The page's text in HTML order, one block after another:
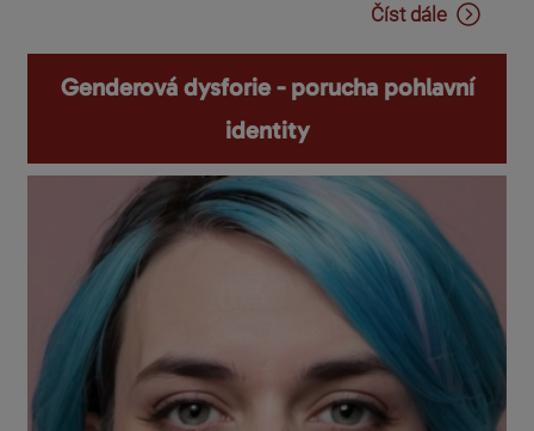
Číst dále
Genderová dysforie - porucha pohlavní
identity